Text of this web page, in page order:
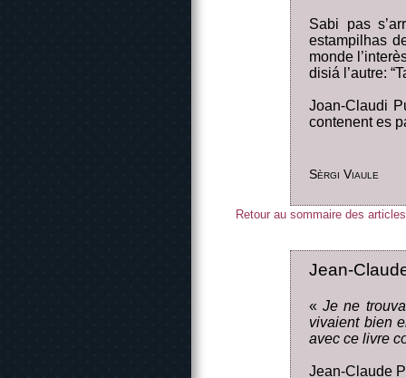
Sabi pas
estampilhas
monde
disiá l’autre:
Joan-Claudi
contenent es
Sèrgi Viaule
Retour au sommaire des articles
Jean-
«Je ne
vivaient bien
avec ce livre
Jean-Claude